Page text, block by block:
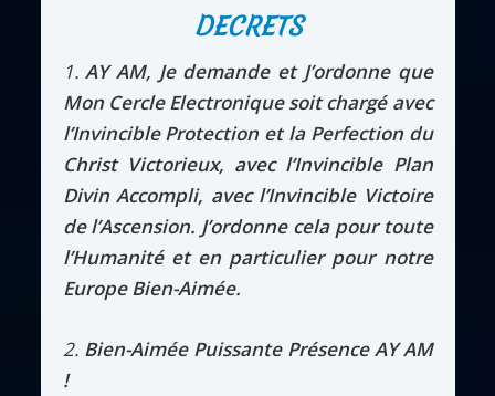
DECRETS
1.AY AM, Je demande et J’ordonne que
Mon Cercle Electronique soit chargé avec
l’Invincible Protection et la Perfection du
Christ Victorieux, avec l’Invincible Plan
Divin Accompli, avec l’Invincible Victoire
de l’Ascension. J’ordonne cela pour toute
l’Humanité et en particulier pour notre
Europe Bien-Aimée.
2. Bien-Aimée Puissante Présence AY AM
!